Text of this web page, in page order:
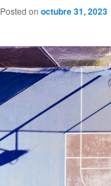
Posted on octubre 31, 2023